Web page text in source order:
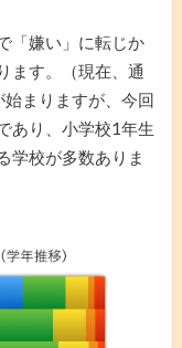
「嫌い」に転じか
ます。（現在、通
まりますが、今回
あり、小学校1年生
学校が多数ありま